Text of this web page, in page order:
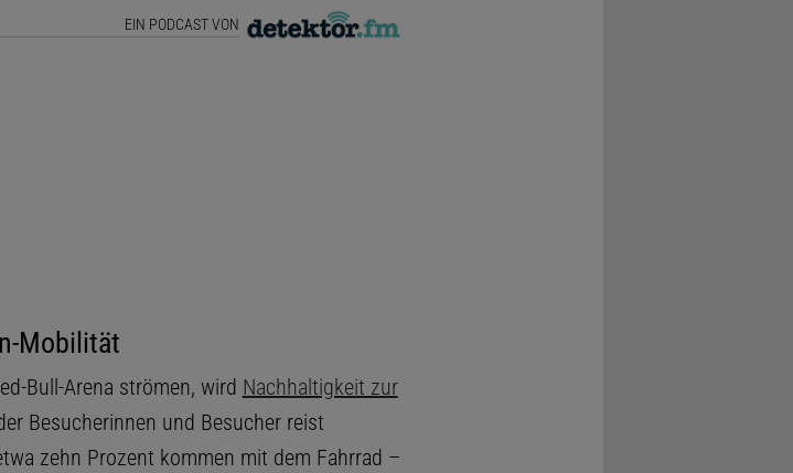
EIN PODCAST VON
Mobilität
Bull-Arena strömen, wird Nachhaltigkeit zur
Besucherinnen und Besucher reist
zehn Prozent kommen mit dem Fahrrad –